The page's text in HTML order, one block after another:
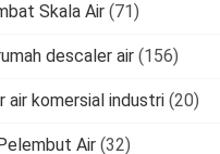
Skala Air (71)
descaler air (156)
air komersial industri (20)
Air (32)